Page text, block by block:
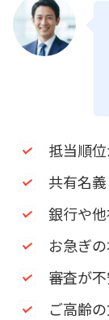
抵当順
共有名
銀行や
お急ぎ
審査が
ご高齢